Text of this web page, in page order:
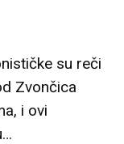
su reči
Zvončica
i ovi